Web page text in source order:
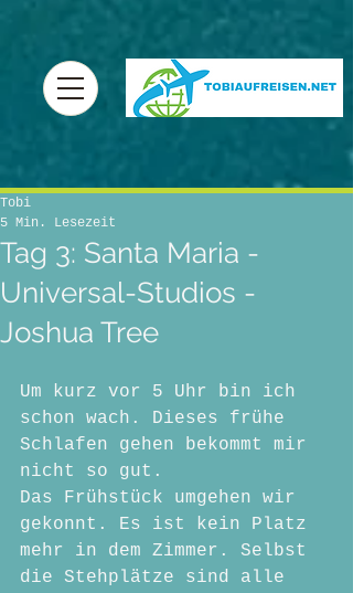
Tag 3: Santa Maria -
Universal-Studios -
Joshua Tree
Tobi
5 Min. Lesezeit
Um kurz vor 5 Uhr bin ich
schon wach. Dieses frühe
Schlafen gehen bekommt mir
nicht so gut.
Das Frühstück umgehen wir
gekonnt. Es ist kein Platz
mehr in dem Zimmer. Selbst
die Stehplätze sind alle